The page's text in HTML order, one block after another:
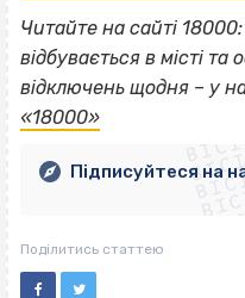
Читайте на сайті
відбувається в місті та
відключень щодня – у
«18000»
Підписуйтеся на
Поділитись статтею